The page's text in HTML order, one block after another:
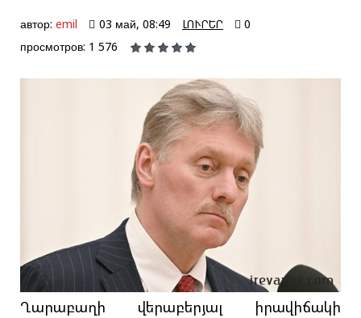
автор: emil 03 май, 08:49 ԼՈՒՐԵՐ
0
просмотров: 1 576
Ղարաբաղի վերաբերյալ իրավիճակի